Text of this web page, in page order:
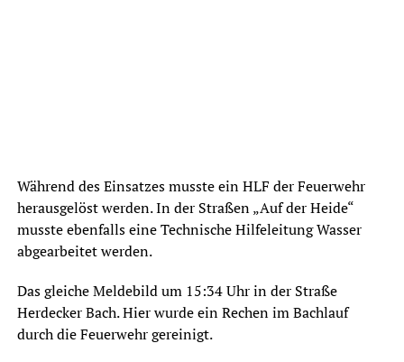
Während des Einsatzes musste ein HLF der Feuerwehr
herausgelöst werden. In der Straßen „Auf der Heide“
musste ebenfalls eine Technische Hilfeleitung Wasser
abgearbeitet werden.
Das gleiche Meldebild um 15:34 Uhr in der Straße
Herdecker Bach. Hier wurde ein Rechen im Bachlauf
durch die Feuerwehr gereinigt.